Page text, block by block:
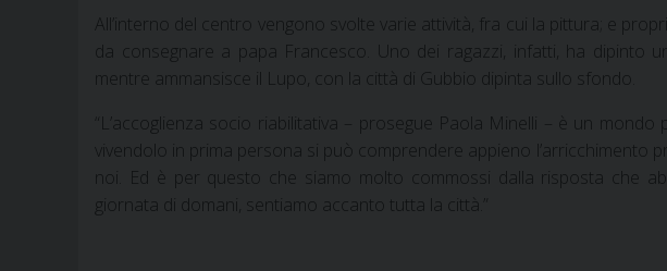
All’interno del centro vengono svolte varie attività, fra cui la pittura; e
da consegnare a papa Francesco. Uno dei ragazzi, infatti, ha dipinto
mentre ammansisce il Lupo, con la città di Gubbio dipinta sullo sfondo.
L’accoglienza socio riabilitativa – prosegue Paola Minelli – è un mondo
vivendolo in prima persona si può comprendere appieno l’arricchimento
noi. Ed è per questo che siamo molto commossi dalla risposta che
giornata di domani, sentiamo accanto tutta la città.”